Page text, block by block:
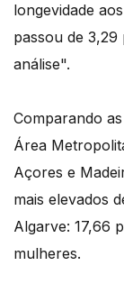
longevidade
passou de
análise".
Comparando
Área
Açores e
mais elevados
Algarve: 17,66
mulheres.